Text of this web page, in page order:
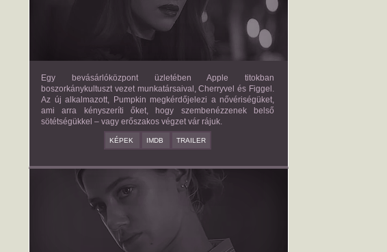
2026/03/27
APPLE
Egy bevásárlóközpont üzletében Apple titokban
boszorkánykultuszt vezet munkatársaival, Cherryvel és Figgel.
Az új alkalmazott, Pumpkin megkérdőjelezi a nővériségüket,
ami arra kényszeríti őket, hogy szembenézzenek belső
sötétségükkel – vagy erőszakos végzet vár rájuk.
KÉPEK IMDB TRAILER
AMERICAN SWEATSHOP
DAISY MORIARTY